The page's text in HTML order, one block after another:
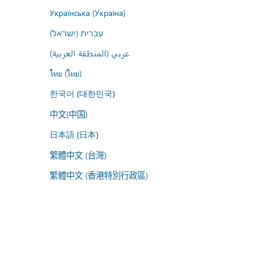
Українська (Україна)
עברית (ישראל)
عربي (المنطقة العربية)
ไทย (ไทย)
한국어 (대한민국)
中文(中国)
日本語 (日本)
繁體中文 (台灣)
繁體中文 (香港特別行政區)